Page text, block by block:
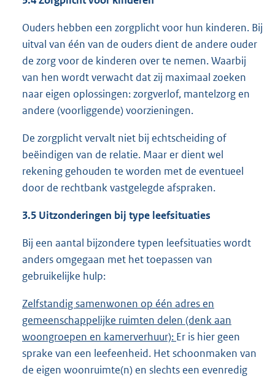
Ouders hebben een zorgplicht voor hun kinderen. Bij
uitval van één van de ouders dient de andere ouder
de zorg voor de kinderen over te nemen. Waarbij
van hen wordt verwacht dat zij maximaal zoeken
naar eigen oplossingen: zorgverlof, mantelzorg en
andere (voorliggende) voorzieningen.
De zorgplicht vervalt niet bij echtscheiding of
beëindigen van de relatie. Maar er dient wel
rekening gehouden te worden met de eventueel
door de rechtbank vastgelegde afspraken.
3.5 Uitzonderingen bij type leefsituaties
Bij een aantal bijzondere typen leefsituaties wordt
anders omgegaan met het toepassen van
gebruikelijke hulp:
Zelfstandig samenwonen op één adres en
gemeenschappelijke ruimten delen (denk aan
woongroepen en kamerverhuur): Er is hier geen
sprake van een leefeenheid. Het schoonmaken van
de eigen woonruimte(n) en slechts een evenredig